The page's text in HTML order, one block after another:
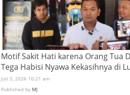
Motif Sakit Hati karena Orang Tua
Tega Habisi Nyawa Kekasihnya di
Juli 5, 2026 10:21 am
Published by MJ